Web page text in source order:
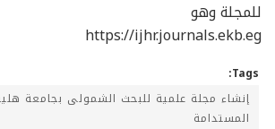
للمجلة وهو
https://ijhr.journals.ekb.eg
Tags:
إنشاء مجلة علمية للبحث الشمولى بجامعة
المستدامة